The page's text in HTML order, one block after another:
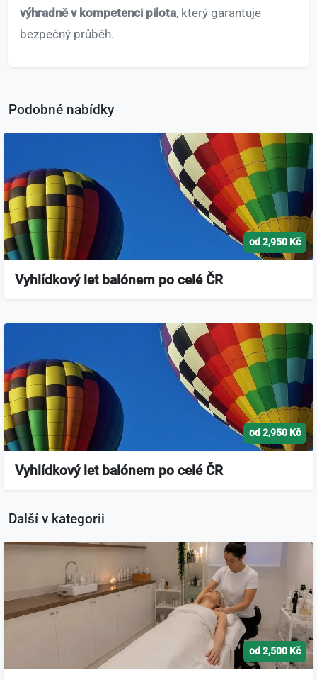
výhradně v kompetenci pilota, který garantuje
bezpečný průběh.
Podobné nabídky
od 2,950 Kč
Vyhlídkový let balónem po celé ČR
od 2,950 Kč
Vyhlídkový let balónem po celé ČR
Další v kategorii
od 2,500 Kč